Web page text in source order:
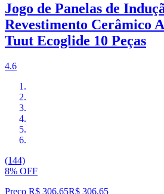
Jogo de Panelas de
Revestimento Cerâmico
Tuut Ecoglide 10 Peças
4.6
(144)
8% OFF
Preço R$ 306,65R$ 306,65